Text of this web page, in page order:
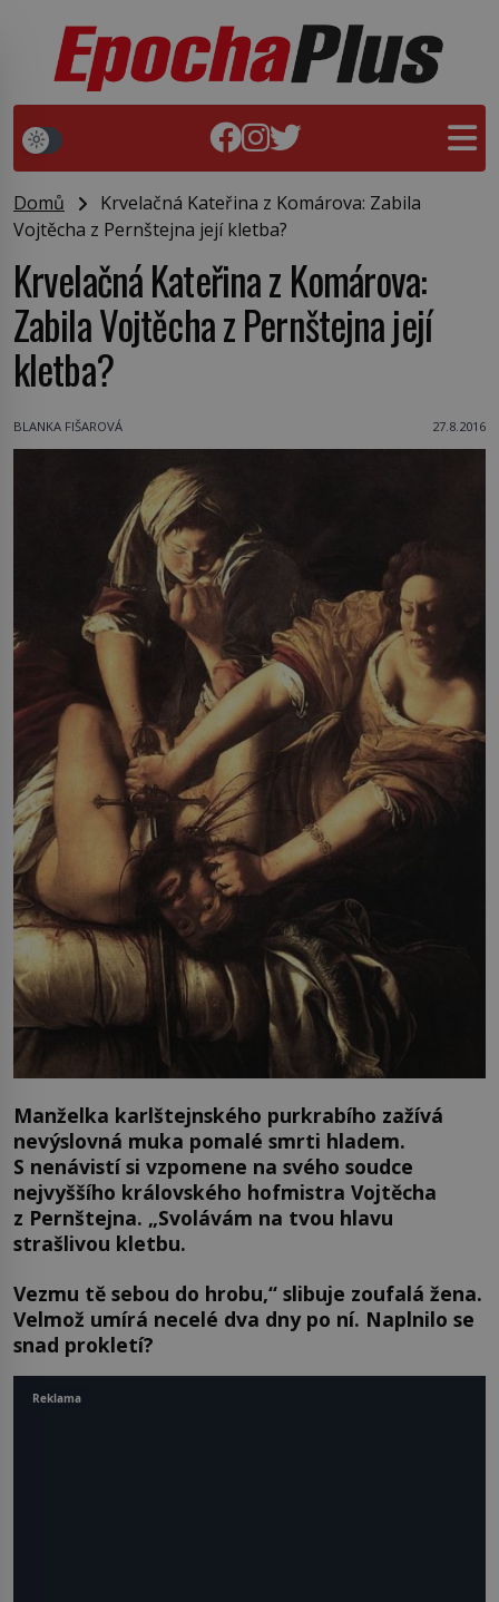
Domů
Krvelačná Kateřina z Komárova: Zabila
Vojtěcha z Pernštejna její kletba?
Krvelačná Kateřina z Komárova:
Zabila Vojtěcha z Pernštejna její
kletba?
BLANKA FIŠAROVÁ 27.8.2016
Manželka karlštejnského purkrabího zažívá
nevýslovná muka pomalé smrti hladem.
S nenávistí si vzpomene na svého soudce
nejvyššího královského hofmistra Vojtěcha
z Pernštejna. „Svolávám na tvou hlavu
strašlivou kletbu.
Vezmu tě sebou do hrobu,“ slibuje zoufalá žena.
Velmož umírá necelé dva dny po ní. Naplnilo se
snad prokletí?
Reklama